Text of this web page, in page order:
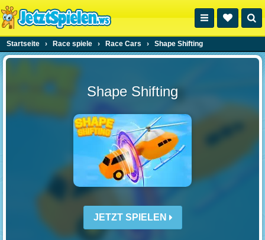
Startseite › Race spiele › Race Cars › Shape Shifting
Shape Shifting
JETZT SPIELEN